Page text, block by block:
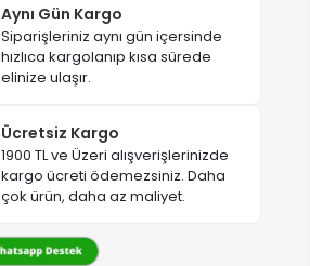
Aynı Gün Kargo
Siparişleriniz aynı gün içersinde
hızlıca kargolanıp kısa sürede
elinize ulaşır.
Ücretsiz Kargo
1900 TL ve Üzeri alışverişlerinizde
kargo ücreti ödemezsiniz. Daha
çok ürün, daha az maliyet.